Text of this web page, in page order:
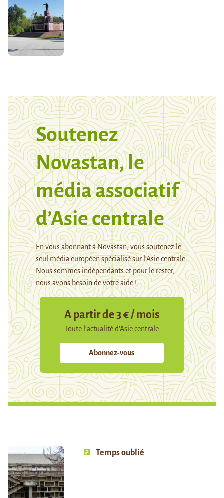
Soutenez
Novastan, le
média associatif
d’Asie centrale
En vous abonnant à Novastan, vous soutenez le
seul média européen spécialisé sur l’Asie centrale.
Nous sommes indépendants et pour le rester,
nous avons besoin de votre aide !
A partir de 3 € / mois
Toute l’actualité d’Asie centrale
Abonnez-vous
Temps oublié